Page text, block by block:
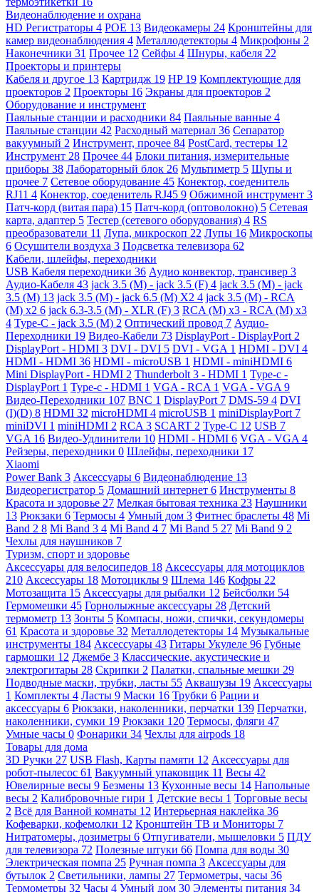
Видеонаблюдение и охрана
HD Регистраторы 4 POE 13 Видеокамеры 24 Кронштейны для
камер видеонаблюдения 4 Металлодетекторы 4 Микрофоны 2
Наконечники 31 Прочее 12 Сейфы 4 Шнуры, кабеля 22
Проекторы и принтеры
Кабеля и другое 13 Картридж 19 HP 19 Комплектующие для
проекторов 2 Проекторы 16 Экраны для проекторов 2
Оборудование и инструмент
Паяльные станции и расходники 84 Паяльные ванные 4
Паяльные станции 42 Расходный материал 36 Сепаратор
вакуумный 2 Инструмент, прочее 84 PostCard, тестеры 12
Инструмент 28 Прочее 44 Блоки питания, измерительные
приборы 38 Лабораторный блок 26 Мультиметр 5 Щупы и
прочее 7 Сетевое оборудование 45 Конектор, соеденитель
RJ11 4 Конектор, соеденитель RJ45 9 Обжимной инструмент 3
Патч-корд (витая пара) 15 Патч-корд (оптоволокно) 5 Сетевая
карта, адаптер 5 Тестер (сетевого оборудования) 4 RS
преобразователи 11 Лупа, микроскоп 22 Лупы 16 Микроскопы
6 Осушители воздуха 3 Подсветка телевизора 62
Кабели, шлейфы, переходники
USB Кабеля переходники 36 Аудио конвектор, трансивер 3
Аудио-Кабеля 43 jack 3.5 (M) - jack 3.5 (F) 4 jack 3.5 (M) - jack
3.5 (M) 13 jack 3.5 (M) - jack 6.5 (M) X2 4 jack 3.5 (M) - RCA
(M) x2 6 jack 6.3-3.5 (M) - XLR (F) 3 RCA (M) x3 - RCA (M) x3
4 Type-C - jack 3.5 (M) 2 Оптический провод 7 Аудио-
Переходники 19 Видео-Кабели 73 DisplayPort - DisplayPort 2
DisplayPort - HDMI 3 DVI - DVI 5 DVI - VGA 1 HDMI - DVI 4
HDMI - HDMI 36 HDMI - microUSB 1 HDMI - miniHDMI 6
Mini DisplayPort - HDMI 2 Thunderbolt 3 - HDMI 1 Type-c -
DisplayPort 1 Type-c - HDMI 1 VGA - RCA 1 VGA - VGA 9
Видео-Переходники 107 BNC 1 DisplayPort 7 DMS-59 4 DVI
(I)(D) 8 HDMI 32 microHDMI 4 microUSB 1 miniDisplayPort 7
miniDVI 1 miniHDMI 2 RCA 3 SCART 2 Type-C 12 USB 7
VGA 16 Видео-Удлинители 10 HDMI - HDMI 6 VGA - VGA 4
Рейзеры, переходники 0 Шлейфы, переходники 17
Xiaomi
Power Bank 3 Аксессуары 6 Видеонаблюдение 13
Видеорегистратор 5 Домашний интернет 6 Инструменты 8
Красота и здоровье 27 Мелкая бытовая техника 23 Наушники
13 Рюкзаки 6 Термосы 4 Умный дом 3 Фитнес браслеты 48 Mi
Band 2 8 Mi Band 3 4 Mi Band 4 7 Mi Band 5 27 Mi Band 9 2
Чехлы для наушников 7
Туризм, спорт и здоровье
Аксессуары для велосипедов 18 Аксессуары для мотоциклов
210 Аксессуары 18 Мотоциклы 9 Шлема 146 Кофры 22
Мотозащита 15 Аксессуары для рыбалки 12 Бейсболки 54
Гермомешки 45 Горнолыжные аксессуары 28 Детский
термометр 13 Зонты 5 Компасы, ножи, спички, секундомеры
61 Красота и здоровье 32 Металлодетекторы 14 Музыкальные
инструменты 184 Аксессуары 43 Гитары Укулеле 96 Губные
гармошки 12 Джембе 3 Классические, акустические и
электрогитары 28 Скрипки 2 Палатки, спальные мешки 29
Подводные маски, трубки, ласты 55 Аквашузы 19 Аксессуары
1 Комплекты 4 Ласты 9 Маски 16 Трубки 6 Рации и
аксессуары 6 Рюкзаки, наколенники, перчатки 139 Перчатки,
наколенники, сумки 19 Рюкзаки 120 Термосы, фляги 47
Умные часы 0 Фонарики 34 Чехлы для airpods 18
Товары для дома
3D Ручки 27 USB Flash, Карты памяти 12 Аксессуары для
робот-пылесос 61 Вакуумный упаковщик 11 Весы 42
Ювелирные весы 9 Безмены 13 Кухонные весы 14 Напольные
весы 2 Калибровочные гири 1 Детские весы 1 Торговые весы
2 Всё для Ванной комнаты 12 Интерьерная наклейка 36
Кофеварки, кофемолки 12 Кронштейн ТВ и Мониторы 7
Нитратомеры, дозиметры 6 Отпугиватели, мышеловки 5 ПДУ
для телевизора 72 Полезные штуки 66 Помпа для воды 30
Электрическая помпа 25 Ручная помпа 3 Аксессуары для
бутылок 2 Светильники, лампы 27 Термометры, часы 36
Термометры 32 Часы 4 Умный дом 30 Элементы питания 34